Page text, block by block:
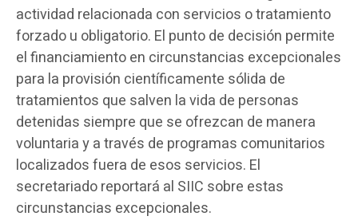
actividad relacionada con servicios o tratamiento
forzado u obligatorio. El punto de decisión permite
el financiamiento en circunstancias excepcionales
para la provisión científicamente sólida de
tratamientos que salven la vida de personas
detenidas siempre que se ofrezcan de manera
voluntaria y a través de programas comunitarios
localizados fuera de esos servicios. El
secretariado reportará al SIIC sobre estas
circunstancias excepcionales.